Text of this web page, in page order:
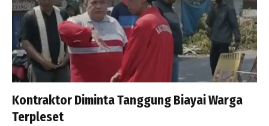
Kontraktor Diminta Tanggung Biayai Warga
Terpleset